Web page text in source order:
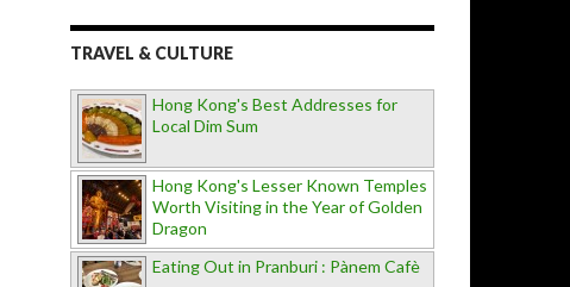
TRAVEL & CULTURE
Hong Kong's Best Addresses for
Local Dim Sum
Hong Kong's Lesser Known Temples
Worth Visiting in the Year of Golden
Dragon
Eating Out in Pranburi : Pànem Cafè